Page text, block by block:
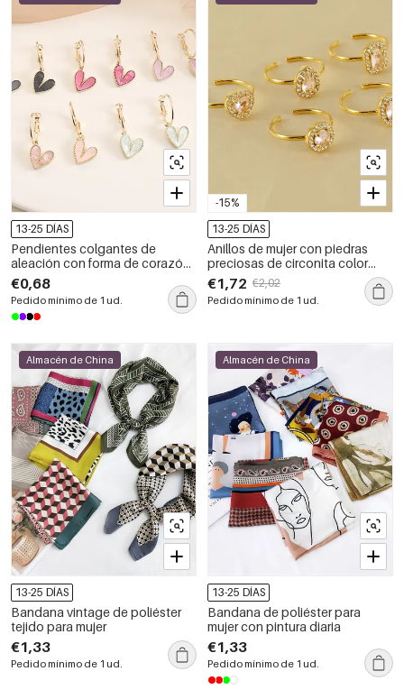
13-25 DÍAS
Pendientes colgantes de
aleación con forma de corazón
para mujer, serie romántica
€0,68
Pedido mínimo de 1 ud.
-15%
13-25 DÍAS
Anillos de mujer con piedras
preciosas de circonita color
dorado, resistentes al agua y de
acero inoxidable con forma de
gota brillante
€1,72 €2,02
Pedido mínimo de 1 ud.
Almacén de China
13-25 DÍAS
Bandana vintage de poliéster
tejido para mujer
€1,33
Pedido mínimo de 1 ud.
Almacén de China
13-25 DÍAS
Bandana de poliéster para
mujer con pintura diaria
€1,33
Pedido mínimo de 1 ud.